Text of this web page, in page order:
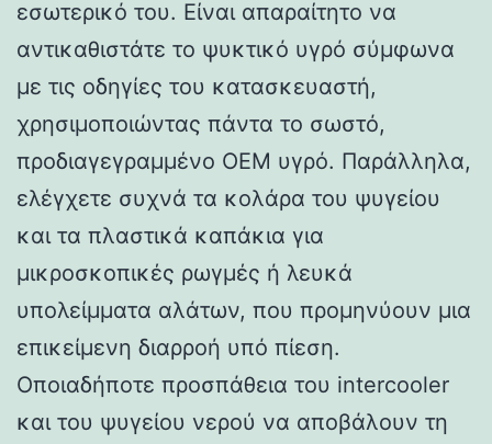
εσωτερικό του. Είναι απαραίτητο να
αντικαθιστάτε το ψυκτικό υγρό σύμφωνα
με τις οδηγίες του κατασκευαστή,
χρησιμοποιώντας πάντα το σωστό,
προδιαγεγραμμένο OEM υγρό. Παράλληλα,
ελέγχετε συχνά τα κολάρα του ψυγείου
και τα πλαστικά καπάκια για
μικροσκοπικές ρωγμές ή λευκά
υπολείμματα αλάτων, που προμηνύουν μια
επικείμενη διαρροή υπό πίεση.
Οποιαδήποτε προσπάθεια του intercooler
και του ψυγείου νερού να αποβάλουν τη